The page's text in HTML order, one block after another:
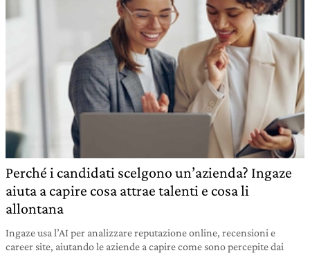
Perché i candidati scelgono un’azienda? Ingaze
aiuta a capire cosa attrae talenti e cosa li
allontana
Ingaze usa l’AI per analizzare reputazione online, recensioni e
career site, aiutando le aziende a capire come sono percepite dai